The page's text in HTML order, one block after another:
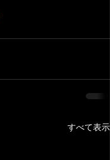
すべて表示